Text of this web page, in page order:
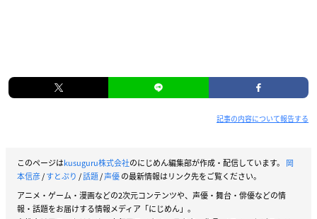
記事の内容について報告する
このページはkusuguru株式会社のにじめん編集部が作成・配信しています。 岡
本信彦/すとぷり /話題/声優の最新情報はリンク先をご覧ください。
アニメ・ゲーム・漫画などの2次元コンテンツや、声優・舞台・俳優などの情
報・話題をお届けする情報メディア「にじめん」。